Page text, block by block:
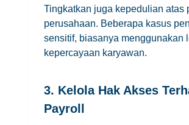
Tingkatkan juga kepedulian atas
perusahaan. Beberapa kasus
sensitif, biasanya menggunakan
kepercayaan karyawan.
3. Kelola Hak Akses
Payroll